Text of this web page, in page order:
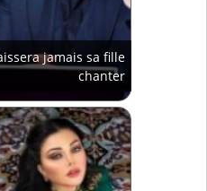
jamais sa fille
chanter